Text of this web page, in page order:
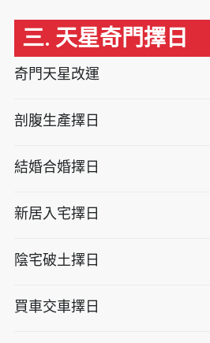
三. 天星奇門擇日
奇門天星改運
剖腹生產擇日
結婚合婚擇日
新居入宅擇日
陰宅破土擇日
買車交車擇日